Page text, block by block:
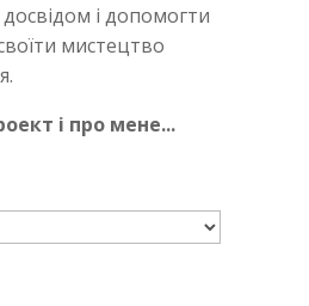
досвідом і допомогти
мистецтво
і про мене...